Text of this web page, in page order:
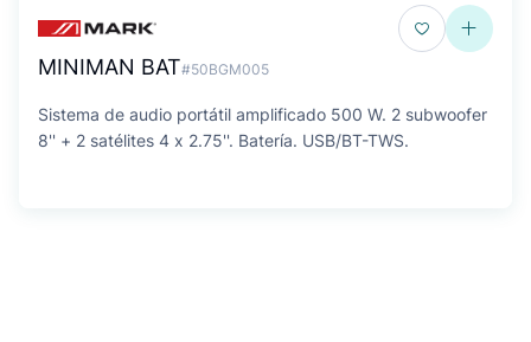
MINIMAN BAT#50BGM005
Sistema de audio portátil amplificado 500 W. 2 subwoofer
8'' + 2 satélites 4 x 2.75''. Batería. USB/BT-TWS.